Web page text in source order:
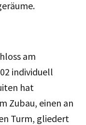
am
individuell
hat
Zubau, einen an
Turm, gliedert